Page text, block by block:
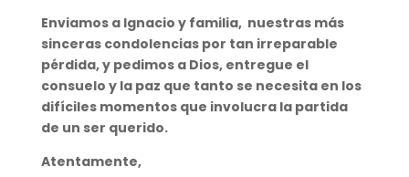
Enviamos a Ignacio y familia, nuestras más
sinceras condolencias por tan irreparable
pérdida, y pedimos a Dios, entregue el
consuelo y la paz que tanto se necesita en los
difíciles momentos que involucra la partida
de un ser querido.
Atentamente,